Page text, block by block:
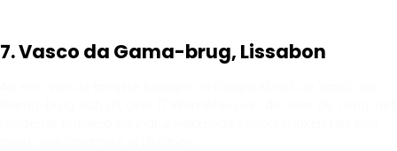
7. Vasco da Gama-brug, Lissabon